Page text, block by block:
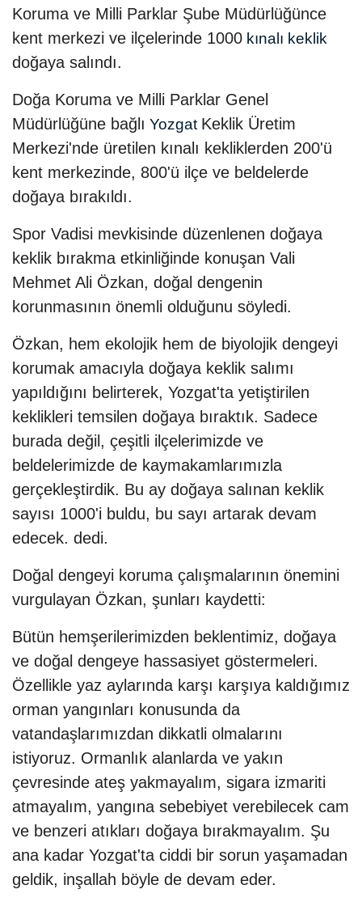
Koruma ve Milli Parklar Şube Müdürlüğünce
kent merkezi ve ilçelerinde 1000 kınalı keklik
doğaya salındı.
Doğa Koruma ve Milli Parklar Genel
Müdürlüğüne bağlı Yozgat Keklik Üretim
Merkezi'nde üretilen kınalı kekliklerden 200'ü
kent merkezinde, 800'ü ilçe ve beldelerde
doğaya bırakıldı.
Spor Vadisi mevkisinde düzenlenen doğaya
keklik bırakma etkinliğinde konuşan Vali
Mehmet Ali Özkan, doğal dengenin
korunmasının önemli olduğunu söyledi.
Özkan, hem ekolojik hem de biyolojik dengeyi
korumak amacıyla doğaya keklik salımı
yapıldığını belirterek, Yozgat'ta yetiştirilen
keklikleri temsilen doğaya bıraktık. Sadece
burada değil, çeşitli ilçelerimizde ve
beldelerimizde de kaymakamlarımızla
gerçekleştirdik. Bu ay doğaya salınan keklik
sayısı 1000'i buldu, bu sayı artarak devam
edecek. dedi.
Doğal dengeyi koruma çalışmalarının önemini
vurgulayan Özkan, şunları kaydetti:
Bütün hemşerilerimizden beklentimiz, doğaya
ve doğal dengeye hassasiyet göstermeleri.
Özellikle yaz aylarında karşı karşıya kaldığımız
orman yangınları konusunda da
vatandaşlarımızdan dikkatli olmalarını
istiyoruz. Ormanlık alanlarda ve yakın
çevresinde ateş yakmayalım, sigara izmariti
atmayalım, yangına sebebiyet verebilecek cam
ve benzeri atıkları doğaya bırakmayalım. Şu
ana kadar Yozgat'ta ciddi bir sorun yaşamadan
geldik, inşallah böyle de devam eder.